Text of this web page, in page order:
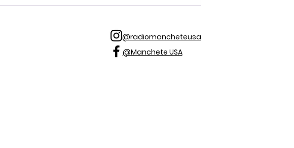
@radiomancheteusa
@Manchete USA